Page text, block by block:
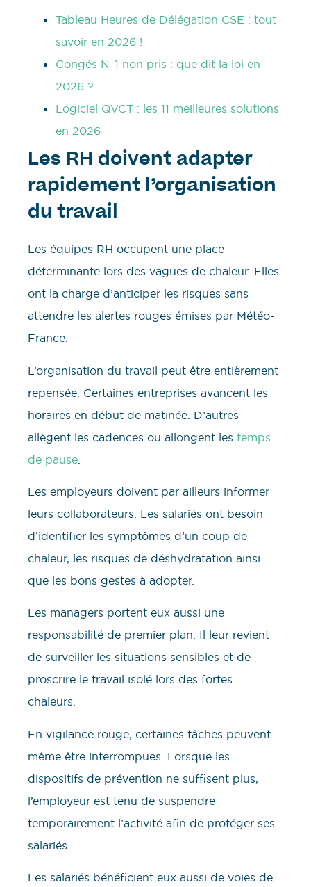
Tableau Heures de Délégation CSE : tout
savoir en 2026 !
Congés N-1 non pris : que dit la loi en
2026 ?
Logiciel QVCT : les 11 meilleures solutions
en 2026
Les RH doivent adapter
rapidement l’organisation
du travail
Les équipes RH occupent une place
déterminante lors des vagues de chaleur. Elles
ont la charge d’anticiper les risques sans
attendre les alertes rouges émises par Météo-
France.
L’organisation du travail peut être entièrement
repensée. Certaines entreprises avancent les
horaires en début de matinée. D’autres
allègent les cadences ou allongent les temps
de pause
Les employeurs doivent par ailleurs informer
leurs collaborateurs. Les salariés ont besoin
d’identifier les symptômes d’un coup de
chaleur, les risques de déshydratation ainsi
que les bons gestes à adopter.
Les managers portent eux aussi une
responsabilité de premier plan. Il leur revient
de surveiller les situations sensibles et de
proscrire le travail isolé lors des fortes
chaleurs.
En vigilance rouge, certaines tâches peuvent
même être interrompues. Lorsque les
dispositifs de prévention ne suffisent plus,
l’employeur est tenu de suspendre
temporairement l’activité afin de protéger ses
salariés.
Les salariés bénéficient eux aussi de voies de